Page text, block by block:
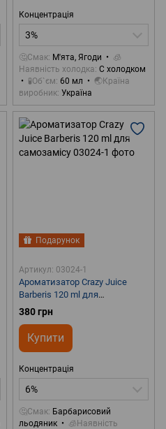
Концентрація
3%
🤔Смак М'ята, Ягоди
🧊
Наявність холодка С холодком
🧪Об`єм 60 мл
🌏Країна
виробник Україна
Подарунок
Артикул: 03024-1
Ароматизатор Crazy Juice
Barberis 120 ml для
самозамісу
380 грн
Купити
Концентрація
6%
🤔Смак Барбарисовий
льодяник
🧊Наявність